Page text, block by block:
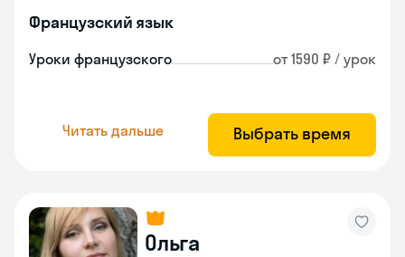
Французский язык
Уроки французского от 1590 ₽ / урок
Читать дальше Выбрать время
Ольга